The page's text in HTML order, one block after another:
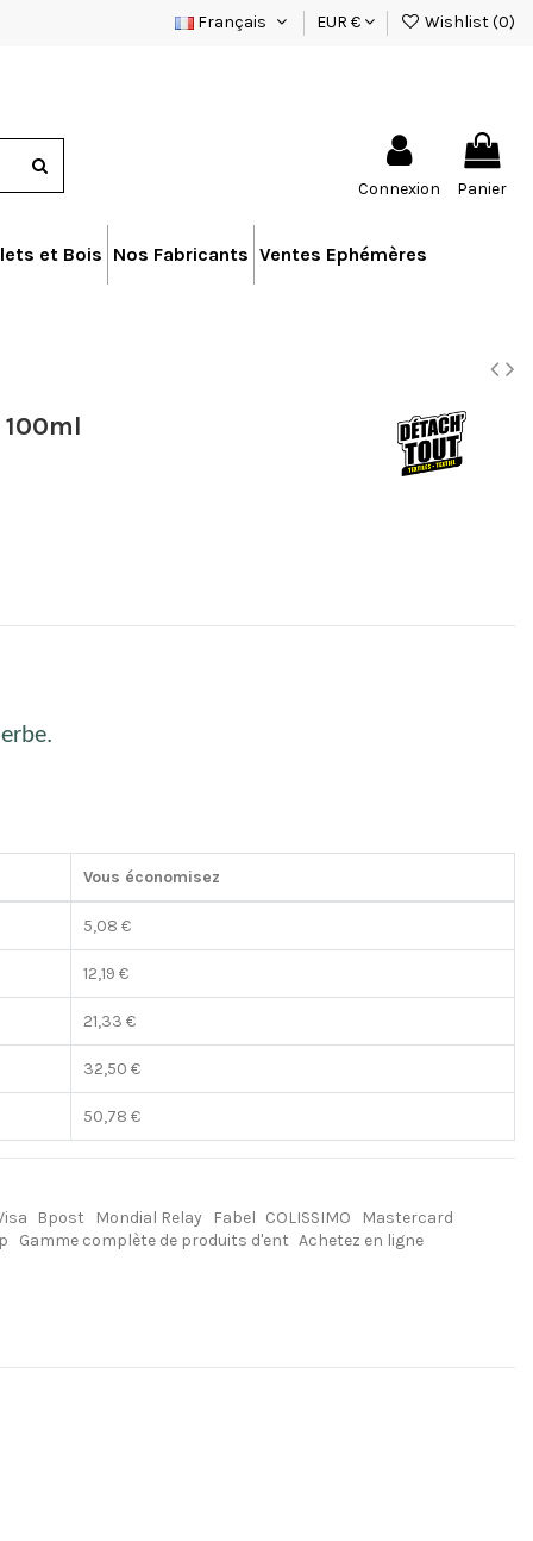
Français EUR € Wishlist (0)
Connexion Panier
et Bois Nos Fabricants Ventes Ephémères
Vous économisez
5,08 €
12,19 €
21,33 €
32,50 €
50,78 €
Bpost Mondial Relay Fabel COLISSIMO
Mastercard
Gamme complète de produits d'ent Achetez en ligne